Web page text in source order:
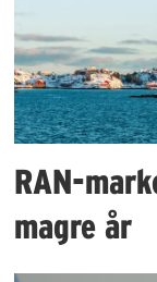
RAN-
magre år